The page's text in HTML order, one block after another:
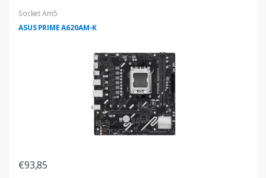
Socket Am5
ASUS PRIME A620AM-K
€93,85